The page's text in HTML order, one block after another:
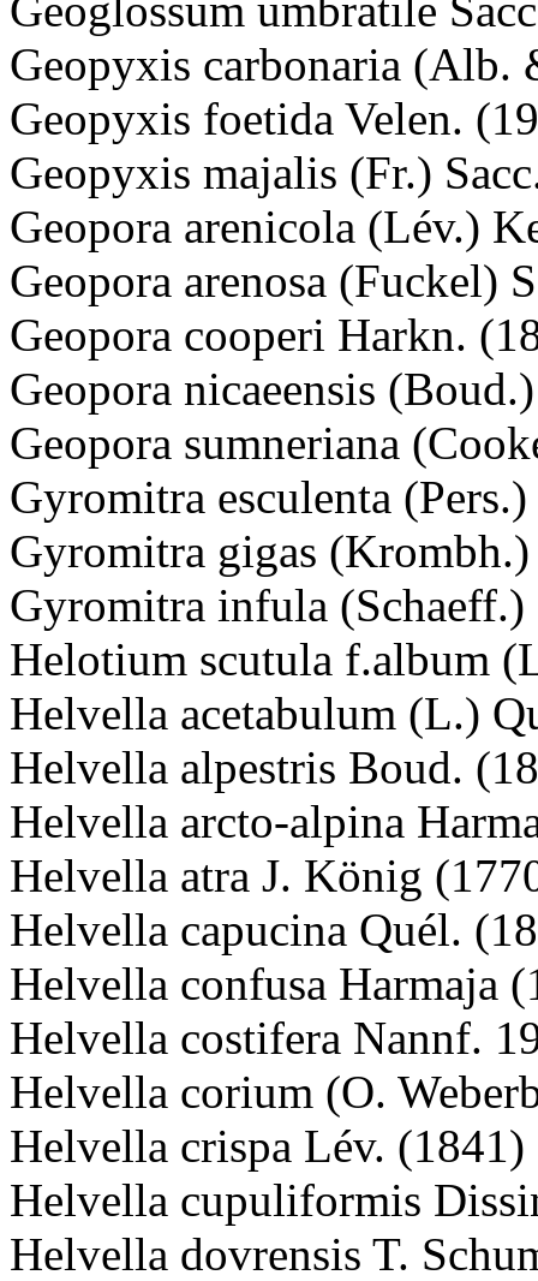
Geopyxis carbonaria (Alb.
Geopyxis foetida Velen.
Geopyxis majalis (Fr.)
Geopora arenicola (Lév.)
Geopora arenosa (Fuckel)
Geopora cooperi Harkn.
Geopora nicaeensis
Geopora sumneriana
Gyromitra esculenta
Gyromitra gigas
Gyromitra infula
Helotium scutula f.album
Helvella acetabulum (L.)
Helvella alpestris Boud.
Helvella arcto-alpina
Helvella atra J. König
Helvella capucina Quél.
Helvella confusa Harmaja
Helvella costifera Nannf.
Helvella corium (O.
Helvella crispa Lév. (1841)
Helvella cupuliformis
Helvella dovrensis T.